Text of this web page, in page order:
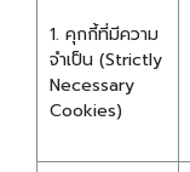
1. คุกกี้ที่มีความ
จำเป็น (Strictly
Necessary
Cookies)